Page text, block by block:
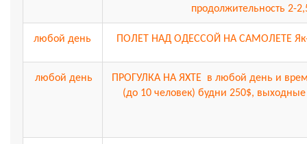
продолжительность 2-
любой день ПОЛЕТ НАД ОДЕССОЙ НА САМОЛЕТЕ Як-
любой день
ПРОГУЛКА НА ЯХТЕ в любой день и
(до 10 человек) будни 250$,